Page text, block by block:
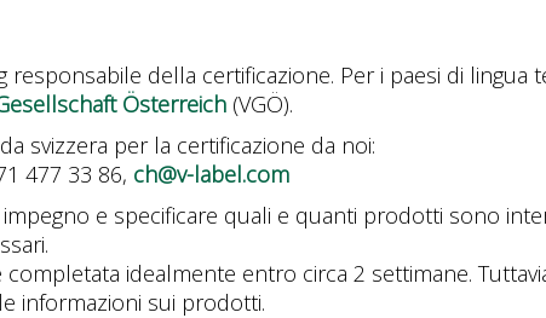
della certificazione. Per i paesi di lingua
Österreich (VGÖ).
svizzera per la certificazione da noi:
477 33 86, ch@v-label.com
e specificare quali e quanti prodotti sono
idealmente entro circa 2 settimane.
informazioni sui prodotti.